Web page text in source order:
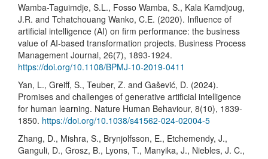
Wamba-Taguimdje, S.L., Fosso Wamba, S., Kala Kamdjoug,
J.R. and Tchatchouang Wanko, C.E. (2020). Influence of
artificial intelligence (AI) on firm performance: the business
value of AI-based transformation projects. Business Process
Management Journal, 26(7), 1893-1924.
https://doi.org/10.1108/BPMJ-10-2019-0411
Yan, L., Greiff, S., Teuber, Z. and Gašević, D. (2024).
Promises and challenges of generative artificial intelligence
for human learning. Nature Human Behaviour, 8(10), 1839-
1850. https://doi.org/10.1038/s41562-024-02004-5
Zhang, D., Mishra, S., Brynjolfsson, E., Etchemendy, J.,
Ganguli, D., Grosz, B., Lyons, T., Manyika, J., Niebles, J. C.,